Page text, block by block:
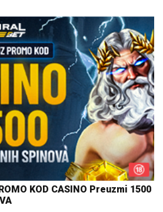
KOD CASINO Preuzmi 1500